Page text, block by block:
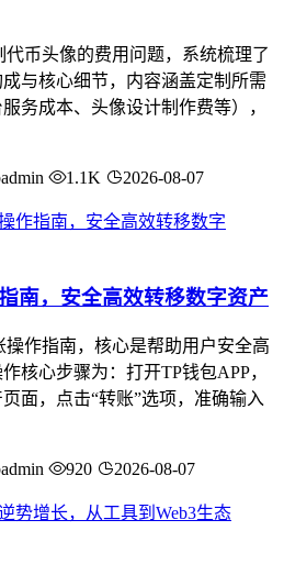
代币头像的费用问题，系统梳理了
与核心细节，内容涵盖定制所需
务成本、头像设计制作费等），
1.1K 2026-08-07
南，安全高效转移数字资产
操作指南，核心是帮助用户安全高
核心步骤为：打开TP钱包APP，
面，点击“转账”选项，准确输入
920 2026-08-07